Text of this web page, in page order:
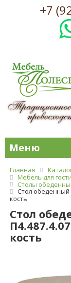
+7
Меню
Главная
Мебель для
Столы
Стол обеденный
кость
Стол
кость